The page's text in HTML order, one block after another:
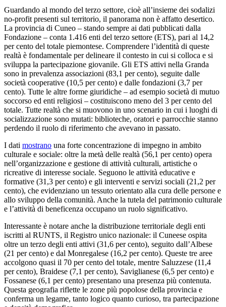
Guardando al mondo del terzo settore, cioè all’insieme dei sodalizi
no-profit presenti sul territorio, il panorama non è affatto desertico.
La provincia di Cuneo – stando sempre ai dati pubblicati dalla
Fondazione – conta 1.416 enti del terzo settore (ETS), pari al 14,2
per cento del totale piemontese. Comprendere l’identità di queste
realtà è fondamentale per delineare il contesto in cui si colloca e si
sviluppa la partecipazione giovanile. Gli ETS attivi nella Granda
sono in prevalenza associazioni (83,1 per cento), seguite dalle
società cooperative (10,5 per cento) e dalle fondazioni (3,7 per
cento). Tutte le altre forme giuridiche – ad esempio società di mutuo
soccorso ed enti religiosi – costituiscono meno del 3 per cento del
totale. Tutte realtà che si muovono in uno scenario in cui i luoghi di
socializzazione sono mutati: biblioteche, oratori e parrocchie stanno
perdendo il ruolo di riferimento che avevano in passato.
I dati mostrano una forte concentrazione di impegno in ambito
culturale e sociale: oltre la metà delle realtà (56,1 per cento) opera
nell’organizzazione e gestione di attività culturali, artistiche o
ricreative di interesse sociale. Seguono le attività educative e
formative (31,3 per cento) e gli interventi e servizi sociali (21,2 per
cento), che evidenziano un tessuto orientato alla cura delle persone e
allo sviluppo della comunità. Anche la tutela del patrimonio culturale
e l’attività di beneficenza occupano un ruolo significativo.
Interessante è notare anche la distribuzione territoriale degli enti
iscritti al RUNTS, il Registro unico nazionale: il Cuneese ospita
oltre un terzo degli enti attivi (31,6 per cento), seguito dall’Albese
(21 per cento) e dal Monregalese (16,2 per cento). Queste tre aree
accolgono quasi il 70 per cento del totale, mentre Saluzzese (11,4
per cento), Braidese (7,1 per cento), Saviglianese (6,5 per cento) e
Fossanese (6,1 per cento) presentano una presenza più contenuta.
Questa geografia riflette le zone più popolose della provincia e
conferma un legame, tanto logico quanto curioso, tra partecipazione